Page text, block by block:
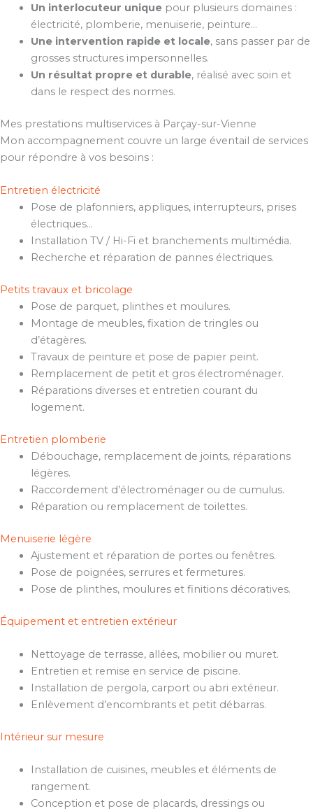
Un interlocuteur uniquepour plusieurs domaines :
électricité, plomberie, menuiserie, peinture…
Une intervention rapide et locale, sans passer par de
grosses structures impersonnelles.
Un résultat propre et durable, réalisé avec soin et
dans le respect des normes.
Mes prestations multiservices à Parçay-sur-Vienne
Mon accompagnement couvre un large éventail de services
pour répondre à vos besoins :
Entretien électricité
Pose de plafonniers, appliques, interrupteurs, prises
électriques…
Installation TV / Hi-Fi et branchements multimédia.
Recherche et réparation de pannes électriques.
Petits travaux et bricolage
Pose de parquet, plinthes et moulures.
Montage de meubles, fixation de tringles ou
d’étagères.
Travaux de peinture et pose de papier peint.
Remplacement de petit et gros électroménager.
Réparations diverses et entretien courant du
logement.
Entretien plomberie
Débouchage, remplacement de joints, réparations
légères.
Raccordement d’électroménager ou de cumulus.
Réparation ou remplacement de toilettes.
Menuiserie légère
Ajustement et réparation de portes ou fenêtres.
Pose de poignées, serrures et fermetures.
Pose de plinthes, moulures et finitions décoratives.
Équipement et entretien extérieur
Nettoyage de terrasse, allées, mobilier ou muret.
Entretien et remise en service de piscine.
Installation de pergola, carport ou abri extérieur.
Enlèvement d’encombrants et petit débarras.
Intérieur sur mesure
Installation de cuisines, meubles et éléments de
rangement.
Conception et pose de placards, dressings ou